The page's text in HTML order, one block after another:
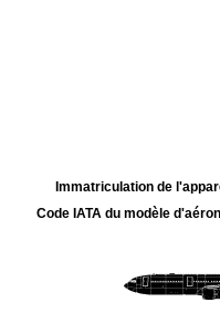
Immatriculation de
Code IATA du modèle